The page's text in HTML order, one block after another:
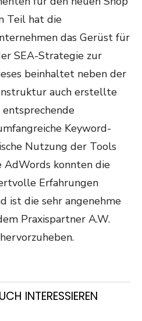
Teil hat die
das Gerüst für
SEA-Strategie zur
beinhaltet neben der
auch erstellte
Keyword-
Nutzung der Tools
AdWords konnten die
Erfahrungen
ist die sehr angenehme
Praxispartner A.W.
INTERESSIEREN